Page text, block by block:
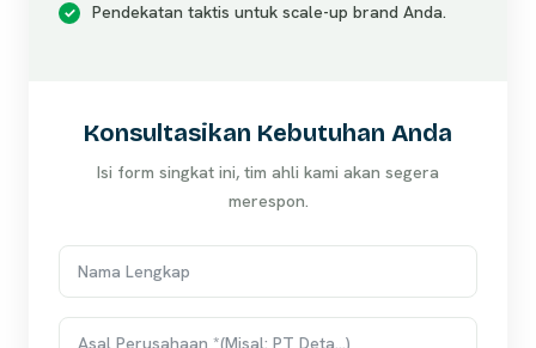
Pendekatan taktis untuk scale-up brand Anda.
Konsultasikan Kebutuhan Anda
Isi form singkat ini, tim ahli kami akan segera
merespon.